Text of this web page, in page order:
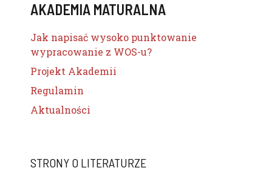
AKADEMIA MATURALNA
Jak napisać wysoko punktowanie
wypracowanie z WOS-u?
Projekt Akademii
Regulamin
Aktualności
STRONY O LITERATURZE